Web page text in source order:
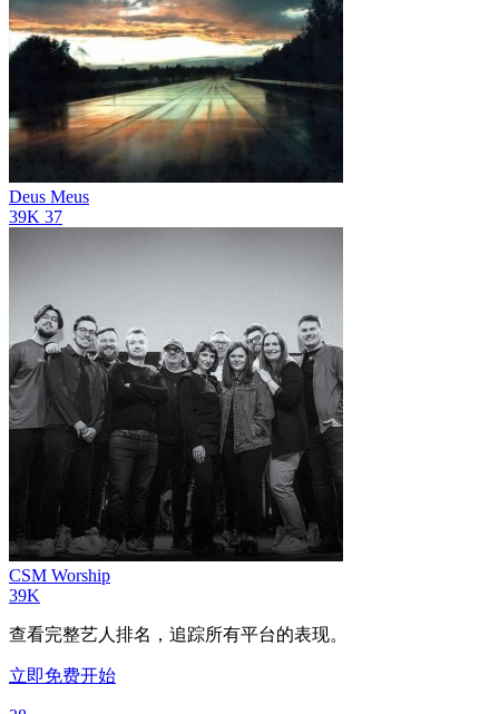
Deus Meus
39K 37
CSM Worship
39K
查看完整艺人排名，追踪所有平台的表现。
立即免费开始